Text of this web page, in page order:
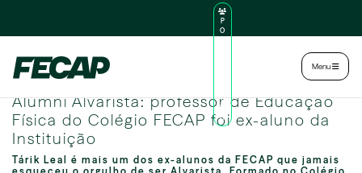
P
O
U
N
O
Menu
Alumni Alvarista: professor de Educação
Física do Colégio FECAP foi ex-aluno da
Instituição
Tárik Leal é mais um dos ex-alunos da FECAP que jamais